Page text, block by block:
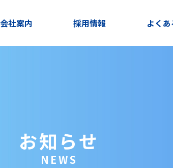
会社案内 採用情報 よく
お知らせ
NEWS